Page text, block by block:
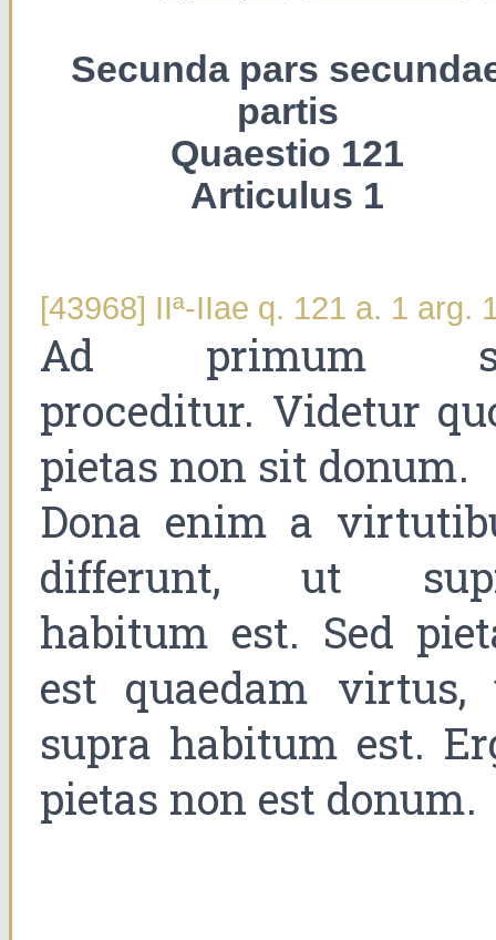
Secunda pars
partis
Quaestio 121
Articulus 1
[43968] IIª-IIae q. 121 a. 1 arg.
Ad primum
proceditur. Videtur
pietas non sit donum.
Dona enim a
differunt, ut
habitum est. Sed
est quaedam virtus,
supra habitum est.
pietas non est donum.